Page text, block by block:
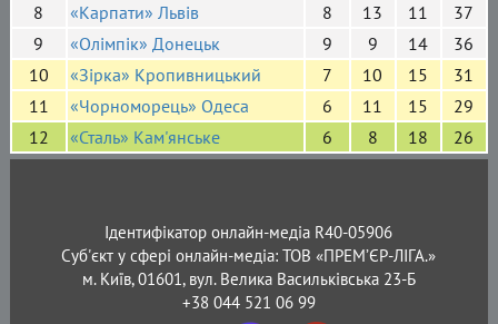
8
«Карпати» Львів 8 13 11
37
9
«Олімпік» Донецьк 9 9 14
36
10
«Зірка» Кропивницький 7 10 15
31
11
«Чорноморець» Одеса 6 11 15
29
12
«Сталь» Кам'янське 6 8 18 26
Ідентифікатор онлайн-медіа R40-05906
Суб'єкт у сфері онлайн-медіа: ТОВ «ПРЕМ’ЄР-ЛІГА.»
м. Київ, 01601, вул. Велика Васильківська 23-Б
+38 044 521 06 99